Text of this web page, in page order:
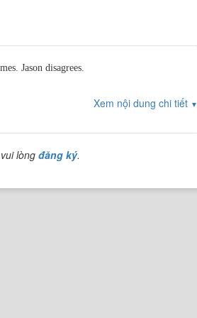
Jason disagrees.
He attends Montgomery College in the state
Xem nội dung chi tiết ▼
lòngđăng ký.